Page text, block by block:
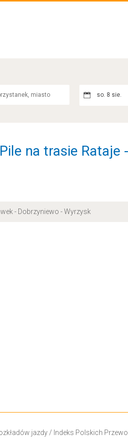
so. 8 sie.
na trasie Rataje
- Dobrzyniewo - Wyrzysk
jazdy/ Indeks Polskich